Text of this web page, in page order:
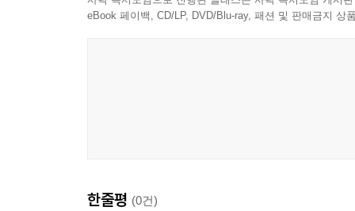
eBook 페이백, CD/LP, DVD/Blu-ray, 패션 및 판매금지 상
한줄평 (0건)